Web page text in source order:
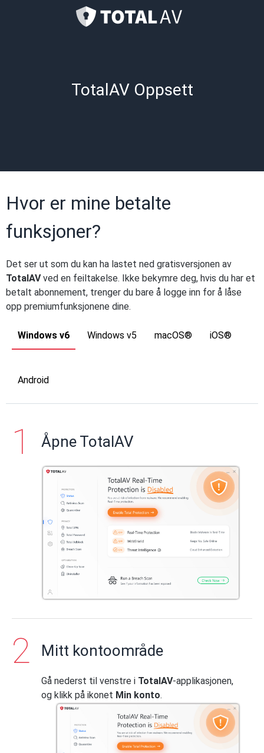
TotalAV Oppsett
Hvor er mine betalte
funksjoner?
Det ser ut som du kan ha lastet ned gratisversjonen av
TotalAVved en feiltakelse. Ikke bekymre deg, hvis du har et
betalt abonnement, trenger du bare å logge inn for å låse
opp premiumfunksjonene dine.
Windows v6 Windows v5 macOS® iOS®
Android
Åpne TotalAV
Mitt kontoområde
Gå nederst til venstre i TotalAV-applikasjonen,
og klikk på ikonet Min konto.